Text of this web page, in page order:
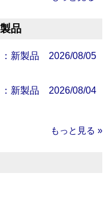
品
：新製品 2026/08/05
：新製品 2026/08/04
もっと見る »